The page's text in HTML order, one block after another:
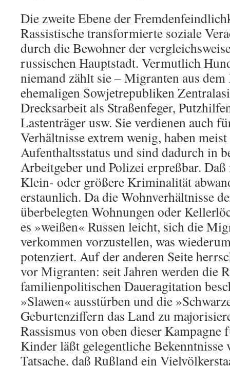
Die zweite Ebene der
Rassistische transformierte soziale
durch die Bewohner der
russischen Hauptstadt. Vermutlich
niemand zählt sie – Migranten aus dem
ehemaligen Sowjetrepubliken
Drecksarbeit als Straßenfeger,
Lastenträger usw. Sie verdienen auch
Verhältnisse extrem wenig, haben
Aufenthaltsstatus und sind dadurch in
Arbeitgeber und Polizei erpreßbar.
Klein- oder größere Kriminalität
erstaunlich. Da die Wohnverhältnisse
überbelegten Wohnungen oder
es »weißen« Russen leicht, sich die
verkommen vorzustellen, was
potenziert. Auf der anderen Seite
vor Migranten: seit Jahren werden die
familienpolitischen Daueragitation
»Slawen« ausstürben und die
Geburtenziffern das Land zu
Rassismus von oben dieser Kampagne
Kinder läßt gelegentliche
Tatsache, daß Rußland ein